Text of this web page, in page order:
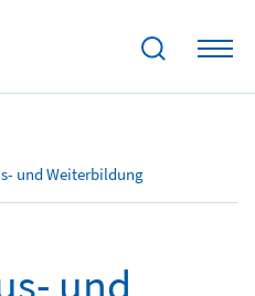
und Weiterbildung
und